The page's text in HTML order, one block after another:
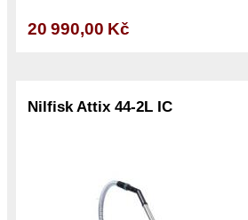
20 990,00 Kč
Nilfisk Attix 44-2L IC